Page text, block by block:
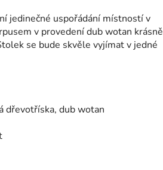
jedinečné uspořádání místností v
v provedení dub wotan krásně
se bude skvěle vyjímat v jedné
dřevotříska, dub wotan